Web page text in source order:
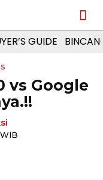
GUIDE
vs Google